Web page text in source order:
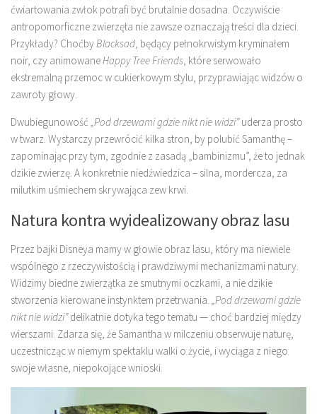
ćwiartowania zwłok potrafi być brutalnie dosadna. Oczywiście
antropomorficzne zwierzęta nie zawsze oznaczają treści dla dzieci.
Przykłady? ChoćbyBlacksad , będący pełnokrwistym kryminałem
noir, czy animowaneHappy Tree Friends , które serwowało
ekstremalną przemoc w cukierkowym stylu, przyprawiając widzów o
zawroty głowy.
Dwubiegunowość „Pod drzewami gdzie nikt nie widzi”uderza prosto
w twarz. Wystarczy przewrócić kilka stron, by polubić Samanthę –
zapominając przy tym, zgodnie z zasadą „bambinizmu”, że to jednak
dzikie zwierzę. A konkretnie niedźwiedzica – silna, mordercza, za
milutkim uśmiechem skrywająca zew krwi.
Natura kontra wyidealizowany obraz lasu
Przez bajki Disneya mamy w głowie obraz lasu, który ma niewiele
wspólnego z rzeczywistością i prawdziwymi mechanizmami natury.
Widzimy biedne zwierzątka ze smutnymi oczkami, a nie dzikie
stworzenia kierowane instynktem przetrwania.
„Pod drzewami gdzie
nikt nie widzi”delikatnie dotyka tego tematu — choć bardziej między
wierszami. Zdarza się, że Samantha w milczeniu obserwuje naturę,
uczestnicząc w niemym spektaklu walki o życie, i wyciąga z niego
swoje własne, niepokojące wnioski.